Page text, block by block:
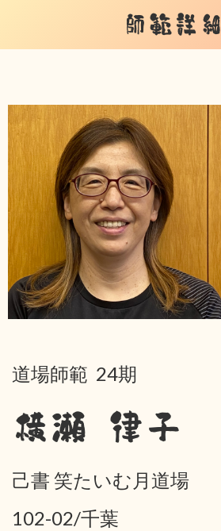
師範詳細
道場師範 24期
横瀬 律子
己書 笑たいむ月道場
102-02/千葉